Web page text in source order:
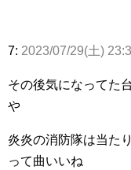
7: 2023/07/29(土)
その後気になってた
や
炎炎の消防隊は当た
って曲いいね